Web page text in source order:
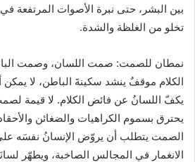
بين البشر، حتى نبرة الأصوات المرتفعة
تخلو من الغلظة والشدة.
نمطان للصمت: صمت اللسان، وصمت
الكلام موقفٌ ينشد سكينةَ الباطن، لا
يكفّ اللسانُ عن فائض الكلام. لا قيمة
يحترق بسموم الكراهيات والضغائن
الصمت يتطلب أن يروّض الإنسانُ نفسَه
الانغمار في المجالس الصاخبة، ويطهّر